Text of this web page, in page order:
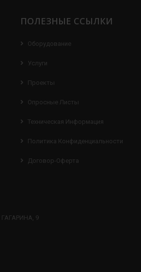
ПОЛЕЗНЫЕ ССЫЛКИ
Оборудование
Услуги
Проекты
Опросные Листы
Техническая Информация
Политика Конфиденциальности
Договор-Оферта
9